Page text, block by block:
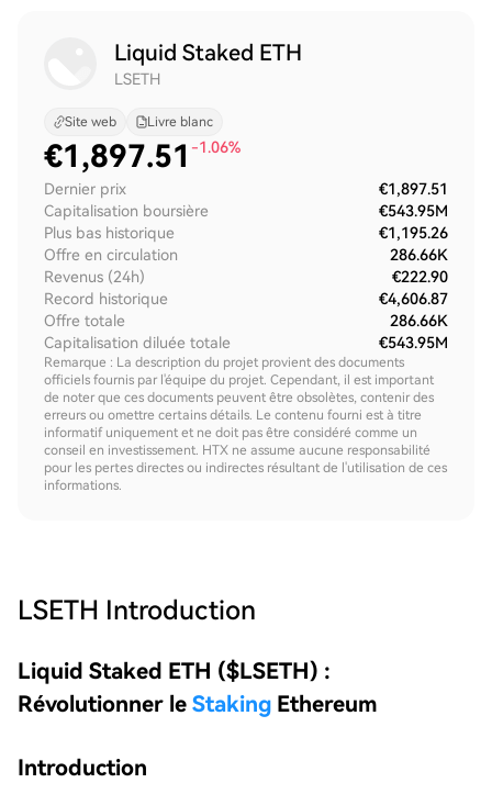
Liquid Staked ETH
LSETH
Site web Livre blanc
€1,897.51 -1.06%
Dernier prix
€1,897.51
Capitalisation boursière
€543.95M
Plus bas historique
€1,195.26
Offre en circulation
286.66K
Revenus (24h)
€222.90
Record historique
€4,606.87
Offre totale
286.66K
Capitalisation diluée totale
€543.95M
Remarque : La description du projet provient des documents
officiels fournis par l'équipe du projet. Cependant, il est important
de noter que ces documents peuvent être obsolètes, contenir des
erreurs ou omettre certains détails. Le contenu fourni est à titre
informatif uniquement et ne doit pas être considéré comme un
conseil en investissement. HTX ne assume aucune responsabilité
pour les pertes directes ou indirectes résultant de l'utilisation de ces
informations.
LSETH Introduction
Liquid Staked ETH ($LSETH) :
Révolutionner le Staking Ethereum
Introduction